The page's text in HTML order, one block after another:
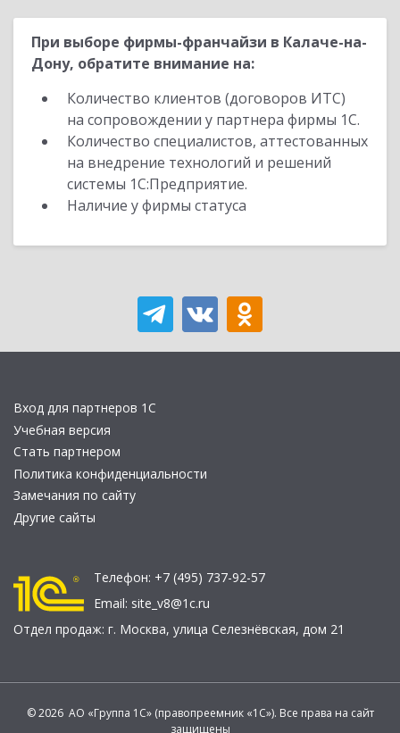
При выборе фирмы-франчайзи в Калаче-на-
Дону, обратите внимание на:
Количество клиентов (договоров ИТС)
на сопровождении у партнера фирмы 1С.
Количество специалистов, аттестованных
на внедрение технологий и решений
системы 1С:Предприятие.
Наличие у фирмы статуса
Вход для партнеров 1С
Учебная версия
Стать партнером
Политика конфиденциальности
Замечания по сайту
Другие сайты
Телефон: +7 (495) 737-92-57
Email: site_v8@1c.ru
Отдел продаж: г. Москва, улица Селезнёвская, дом 21
© 2026 АО «Группа 1С» (правопреемник «1С»). Все права на сайт
защищены